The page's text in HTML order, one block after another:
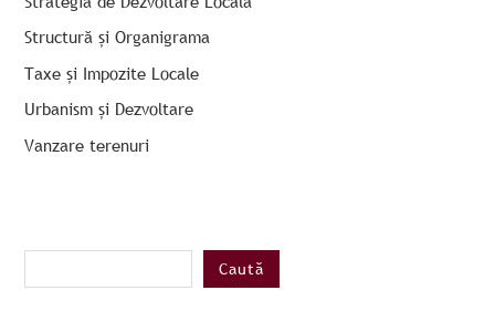
Structură și Organigrama
Taxe și Impozite Locale
Urbanism și Dezvoltare
Vanzare terenuri
Caută